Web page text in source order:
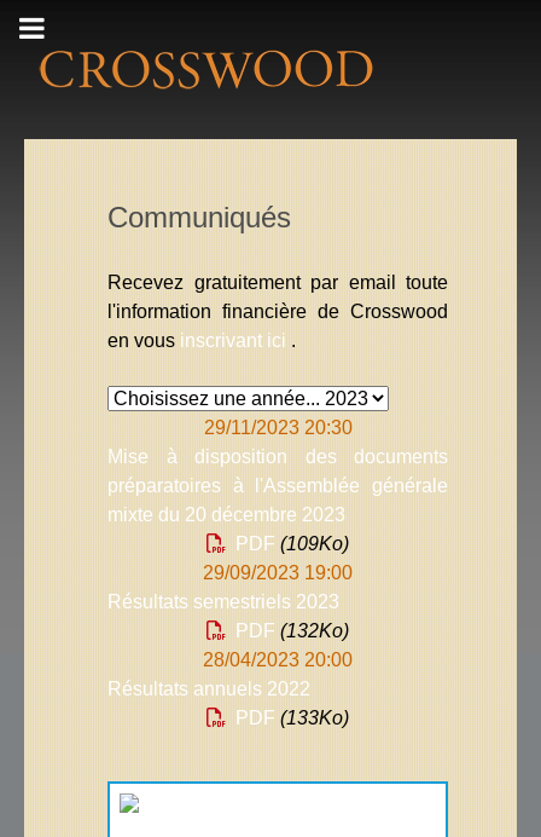
Communiqués
Recevez gratuitement par email toute
l'information financière de Crosswood
en vous inscrivant ici .
29/11/2023 20:30
Mise à disposition des documents
préparatoires à l'Assemblée générale
mixte du 20 décembre 2023
PDF (109Ko)
29/09/2023 19:00
Résultats semestriels 2023
PDF (132Ko)
28/04/2023 20:00
Résultats annuels 2022
PDF (133Ko)